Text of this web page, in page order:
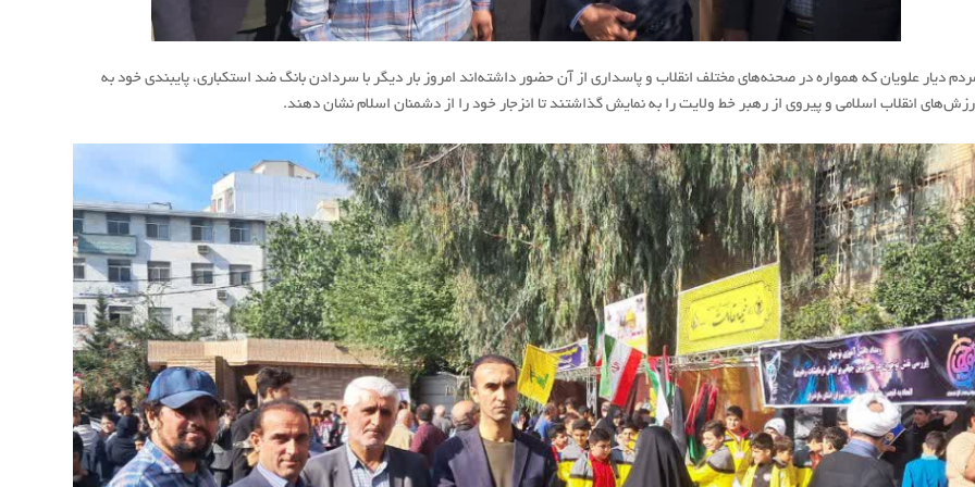
دیار علویان که همواره در صحنه‌های مختلف انقلاب و پاسداری از آن حضور داشته‌اند امروز بار دیگر با سردادن بانگ ضد استکباری، پایبندی خود به
انقلاب اسلامی و پیروی از رهبر خط ولایت را به نمایش گذاشتند تا انزجار خود را از دشمنان اسلام نشان دهند.